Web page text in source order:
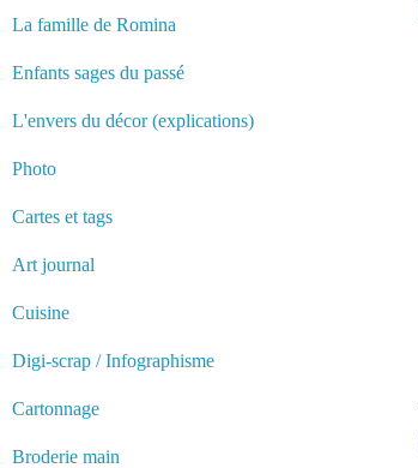
La famille de Romina
Enfants sages du passé
L'envers du décor (explications)
Photo
Cartes et tags
Art journal
Cuisine
Digi-scrap / Infographisme
Cartonnage
Broderie main